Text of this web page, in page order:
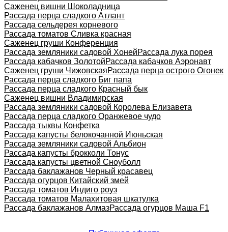
Саженец вишни Шоколадница
Рассада перца сладкого Атлант
Рассада сельдерея корневого
Рассада томатов Сливка красная
Саженец груши Конференция
Рассада земляники садовой ХонейРассада лука порея
Рассада кабачков ЗолотойРассада кабачков Аэронавт
Саженец груши ЧижовскаяРассада перца острого Огонек
Рассада перца сладкого Биг папа
Рассада перца сладкого Красный бык
Саженец вишни Владимирская
Рассада земляники садовой Королева Елизавета
Рассада перца сладкого Оранжевое чудо
Рассада тыквы Конфетка
Рассада капусты белокочанной Июньская
Рассада земляники садовой Альбион
Рассада капусты брокколи Тонус
Рассада капусты цветной Сноуболл
Рассада баклажанов Черный красавец
Рассада огурцов Китайский змей
Рассада томатов Индиго роуз
Рассада томатов Малахитовая шкатулка
Рассада баклажанов АлмазРассада огурцов Маша F1